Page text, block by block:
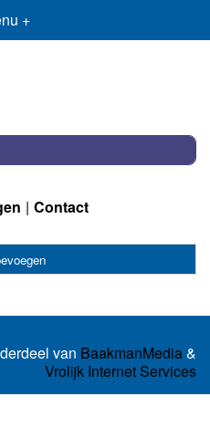
+
Contact
van BaakmanMedia&
Vrolijk Internet Services